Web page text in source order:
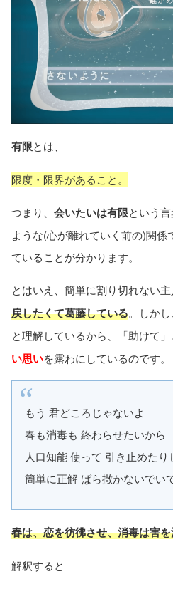
有限とは、
限度・限界があること。
つまり、 会いたいは有限という
ような(心が離れていく前の)関係
ていることが分かります。
とはいえ、簡単に割り切れない主
戻したくて葛藤している。しか
と理解しているから、「助けて」
い思いを露わにしているのです。
もう 君どころじゃないよ
春も消毒も 終わらせたいから
人口知能 使って 引き止めたり
簡単に正解 ばら撒かないでい
春は、恋を彷彿させ、消毒は害
解釈すると